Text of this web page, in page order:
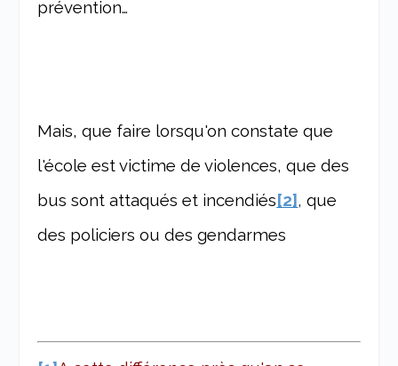
prévention…
Mais, que faire lorsqu'on constate que
l'école est victime de violences, que des
bus sont attaqués et incendiés[2],que
des policiers ou des gendarmes